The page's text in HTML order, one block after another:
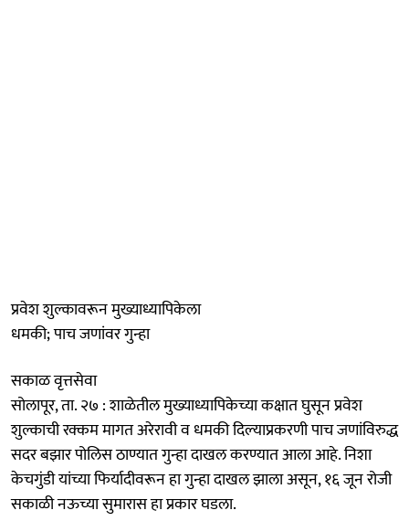
प्रवेश शुल्कावरून मुख्याध्यापिकेला
धमकी; पाच जणांवर गुन्हा
सकाळ वृत्तसेवा
सोलापूर, ता. २७ : शाळेतील मुख्याध्यापिकेच्या कक्षात घुसून प्रवेश
शुल्काची रक्कम मागत अरेरावी व धमकी दिल्याप्रकरणी पाच जणांविरुद्ध
सदर बझार पोलिस ठाण्यात गुन्हा दाखल करण्यात आला आहे. निशा
केचगुंडी यांच्या फिर्यादीवरून हा गुन्हा दाखल झाला असून, १६ जून रोजी
सकाळी नऊच्या सुमारास हा प्रकार घडला.